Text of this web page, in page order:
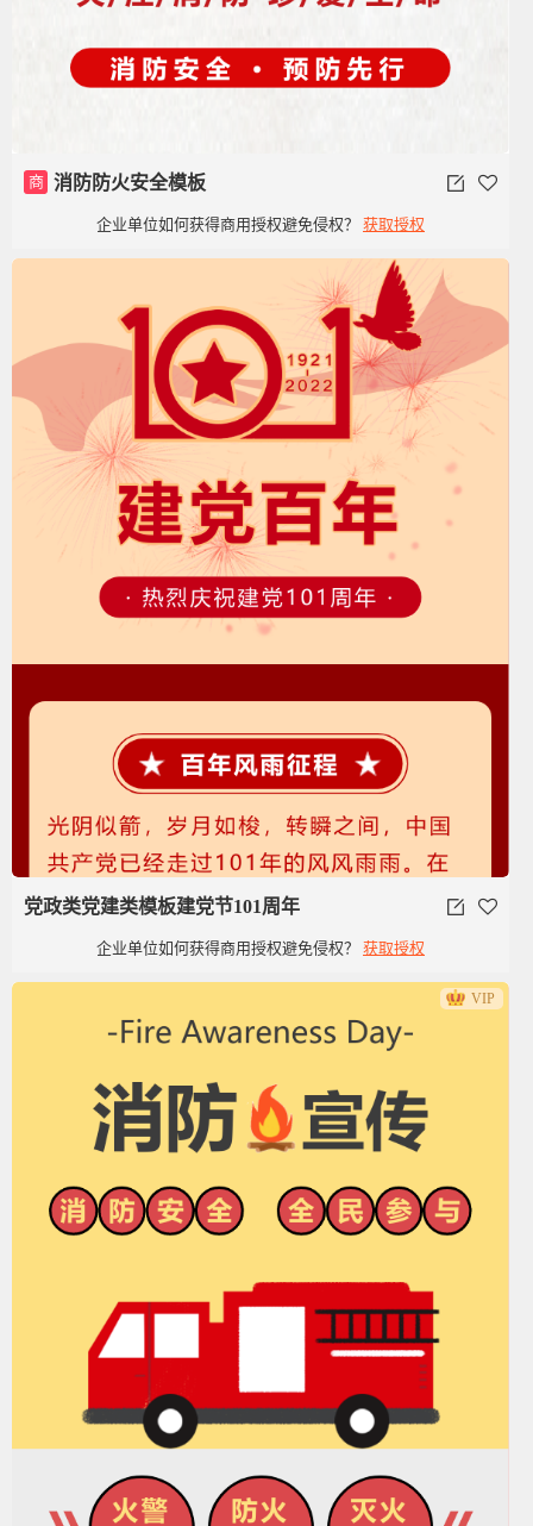
商 消防防火安全模板
企业单位如何获得商用授权避免侵权？ 获取授权
党政类党建类模板建党节101周年
企业单位如何获得商用授权避免侵权？ 获取授权
VIP